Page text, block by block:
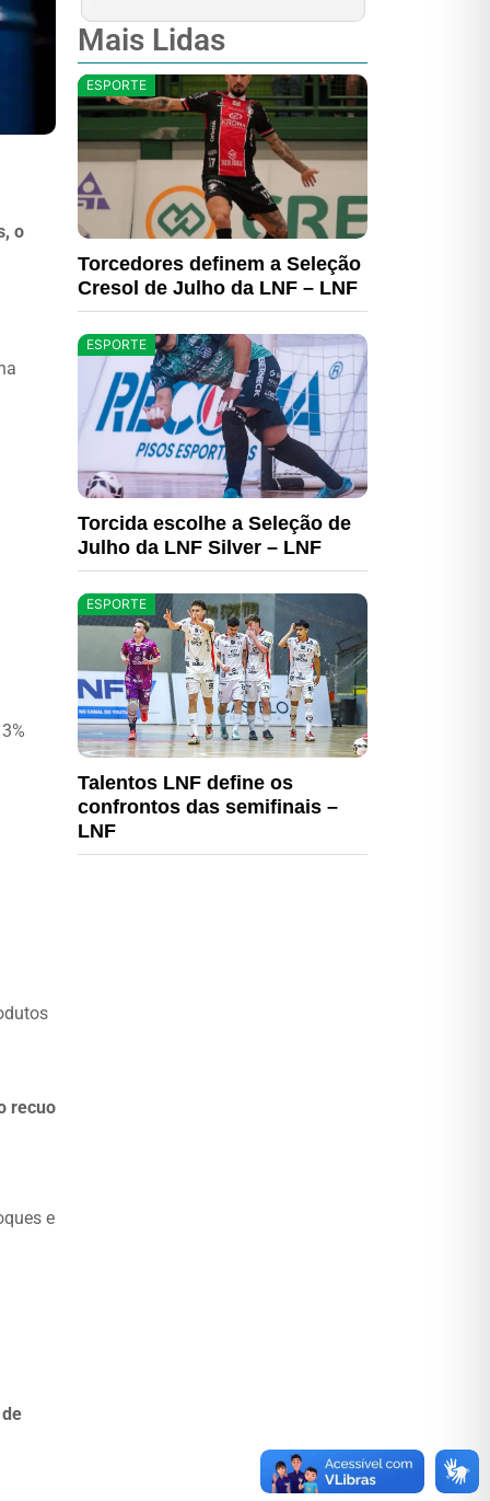
o
recuo
e
Mais Lidas
ESPORTE
Torcedores definem a Seleção
Cresol de Julho da LNF – LNF
ESPORTE
Torcida escolhe a Seleção de
Julho da LNF Silver – LNF
ESPORTE
Talentos LNF define os
confrontos das semifinais –
LNF